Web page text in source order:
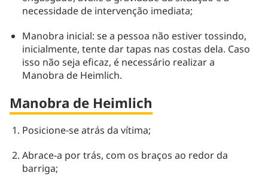
necessidade de intervenção imediata;
Manobra inicial: se a pessoa não estiver tossindo,
inicialmente, tente dar tapas nas costas dela. Caso
isso não seja eficaz, é necessário realizar a
Manobra de Heimlich.
Manobra de Heimlich
Posicione-se atrás da vítima;
Abrace-a por trás, com os braços ao redor da
barriga;